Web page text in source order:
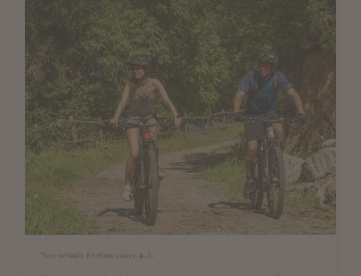
Two wheels. Endless views.☀️🚴